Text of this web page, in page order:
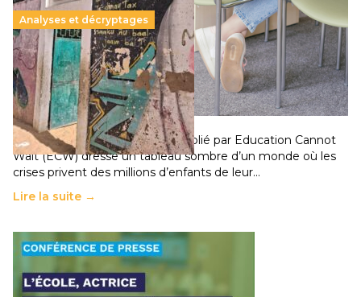
Analyses et décryptages
258 millions d’enfants victimes de la guerre, des
chocs climatiques et des déplacements de
population
11 juillet 2026- National
Un nouveau rapport mondial publié par Education Cannot
Wait (ECW) dresse un tableau sombre d’un monde où les
crises privent des millions d’enfants de leur…
Lire la suite →